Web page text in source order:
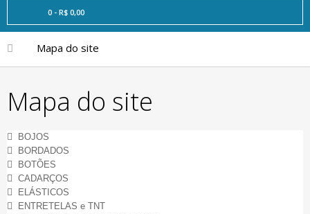
0 - R$ 0,00
Mapa do site
Mapa do site
BOJOS
BORDADOS
BOTÕES
CADARÇOS
ELÁSTICOS
ENTRETELAS e TNT